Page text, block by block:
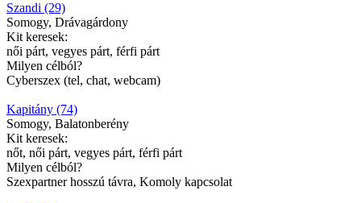
Szandi (29)
Somogy, Drávagárdony
Kit keresek:
női párt, vegyes párt, férfi párt
Milyen célból?
Cyberszex (tel, chat, webcam)
Kapitány (74)
Somogy, Balatonberény
Kit keresek:
nőt, női párt, vegyes párt, férfi párt
Milyen célból?
Szexpartner hosszú távra, Komoly kapcsolat